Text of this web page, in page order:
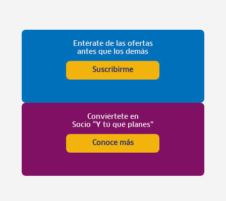
Entérate de las ofertas
antes que los demás
Suscribirme
Conviértete en
Socio “Y tú qué planes”
Conoce más